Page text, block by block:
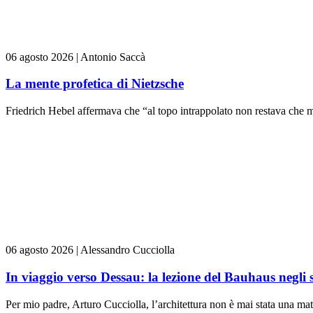
06 agosto 2026 | Antonio Saccà
La mente profetica di Nietzsche
Friedrich Hebel affermava che “al topo intrappolato non restava che
06 agosto 2026 | Alessandro Cucciolla
In viaggio verso Dessau: la lezione del Bauhaus
Per mio padre, Arturo Cucciolla, l’architettura non è mai stata una